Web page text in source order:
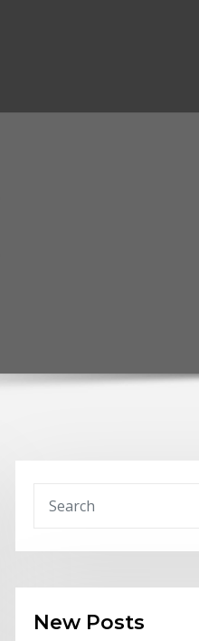
New Posts